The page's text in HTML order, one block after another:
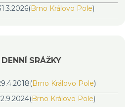
(Brno Královo Pole)
SRÁŽKY
(Brno Královo Pole)
(Brno Královo Pole)